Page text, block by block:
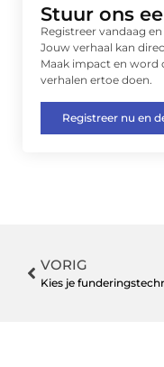
Stuur ons
Registreer vandaag
Jouw verhaal kan
Maak impact en word
verhalen ertoe doen.
Registreer nu en
VORIG